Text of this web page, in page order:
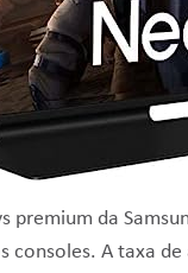
da
consoles. A taxa